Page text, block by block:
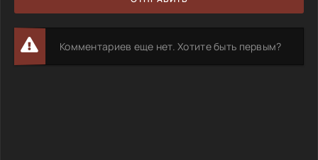
Комментариев еще нет. Хотите быть первым?